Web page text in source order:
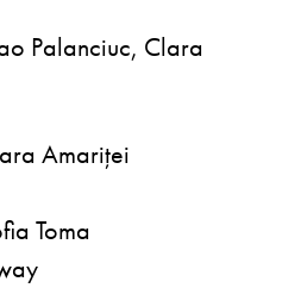
Palanciuc, Clara
Amariței
Toma